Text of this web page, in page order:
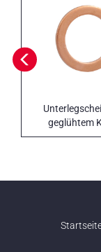
geglühtem